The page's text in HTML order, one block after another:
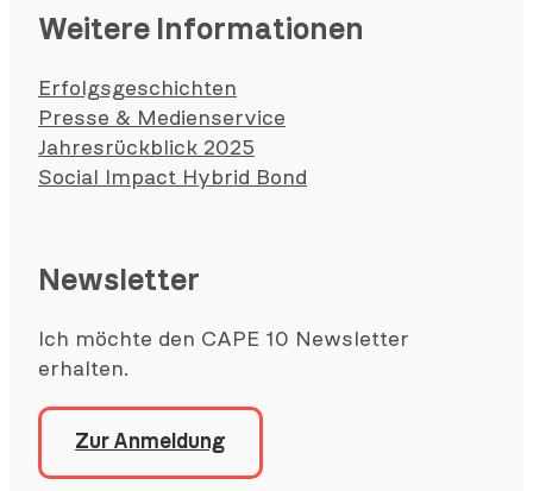
Weitere Informationen
Erfolgsgeschichten
Presse & Medienservice
Jahresrückblick 2025
Social Impact Hybrid Bond
Newsletter
Ich möchte den CAPE 10 Newsletter
erhalten.
Zur Anmeldung